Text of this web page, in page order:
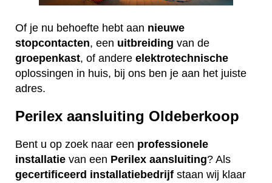
Of je nu behoefte hebt aan nieuwe
stopcontacten, een uitbreiding van de
groepenkast, of andere elektrotechnische
oplossingen in huis, bij ons ben je aan het juiste
adres.
Perilex aansluiting Oldeberkoop
Bent u op zoek naar een professionele
installatie van een Perilex aansluiting? Als
gecertificeerd installatiebedrijf staan wij klaar